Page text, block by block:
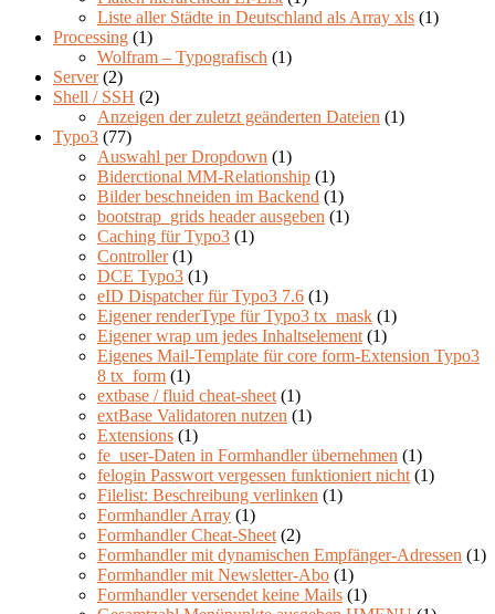
Liste aller Städte in Deutschland als Array xls (1)
Processing (1)
Wolfram – Typografisch (1)
Server(2)
Shell / SSH (2)
Anzeigen der zuletzt geänderten Dateien (1)
Typo3 (77)
Auswahl per Dropdown (1)
Biderctional MM-Relationship (1)
Bilder beschneiden im Backend (1)
bootstrap_grids header ausgeben (1)
Caching für Typo3 (1)
Controller(1)
DCE Typo3 (1)
eID Dispatcher für Typo3 7.6 (1)
Eigener renderType für Typo3 tx_mask (1)
Eigener wrap um jedes Inhaltselement (1)
Eigenes Mail-Template für core form-Extension Typo3
8 tx_form (1)
extbase / fluid cheat-sheet (1)
extBase Validatoren nutzen (1)
Extensions (1)
fe_user-Daten in Formhandler übernehmen (1)
felogin Passwort vergessen funktioniert nicht (1)
Filelist: Beschreibung verlinken (1)
Formhandler Array (1)
Formhandler Cheat-Sheet (2)
Formhandler mit dynamischen Empfänger-Adressen (1)
Formhandler mit Newsletter-Abo (1)
Formhandler versendet keine Mails (1)